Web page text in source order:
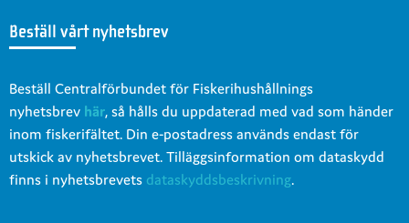
Beställ vårt nyhetsbrev
Beställ Centralförbundet för Fiskerihushållnings
nyhetsbrev här, så hålls du uppdaterad med vad som händer
inom fiskerifältet. Din e-postadress används endast för
utskick av nyhetsbrevet. Tilläggsinformation om dataskydd
finns i nyhetsbrevets dataskyddsbeskrivning.